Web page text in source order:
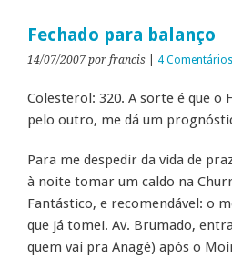
Fechado para balanço
14/07/2007 por francis 4 Comentários
Colesterol: 320. A sorte é que o
pelo outro, me dá um
Para me despedir da vida de
à noite tomar um caldo na
Fantástico, e recomendável: o
que já tomei. Av. Brumado,
quem vai pra Anagé) após o